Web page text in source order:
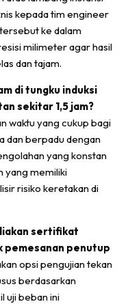
kepada tim engineer
ke dalam
milimeter agar hasil
dan tajam.
di tungku induksi
sekitar 1,5 jam?
waktu yang cukup bagi
dan berpadu dengan
yang konstan
yang memiliki
risiko keretakan di
sertifikat
pemesanan penutup
opsi pengujian tekan
berdasarkan
uji beban ini